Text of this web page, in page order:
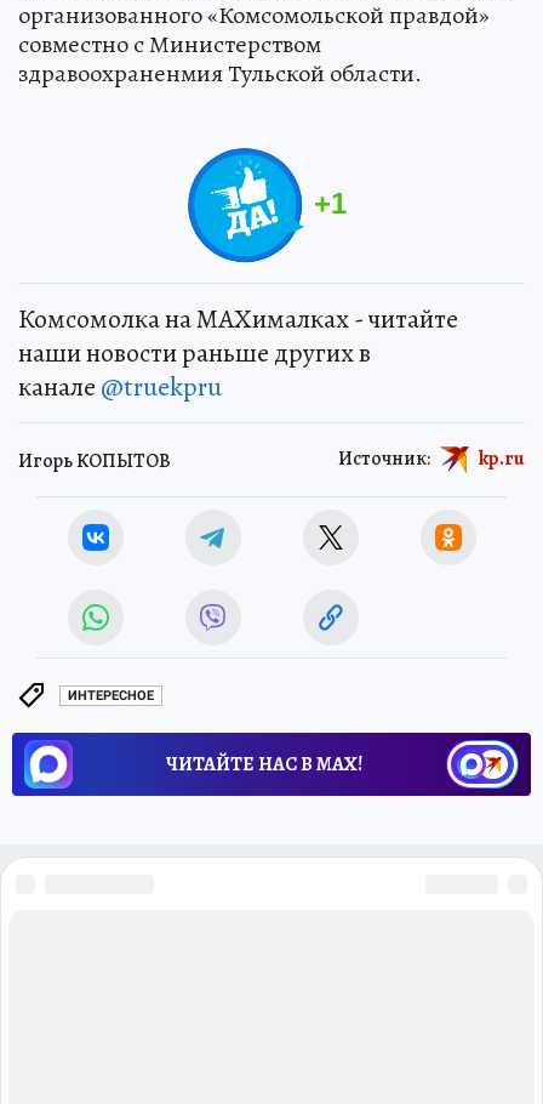
организованного «Комсомольской правдой»
совместно с Министерством
здравоохраненмия Тульской области.
+1
Комсомолка на MAXималках - читайте
наши новости раньше других в
канале @truekpru
Игорь КОПЫТОВ Источник: kp.ru
ИНТЕРЕСНОЕ
ЧИТАЙТЕ НАС В МАХ!